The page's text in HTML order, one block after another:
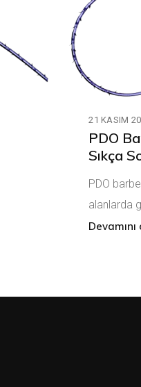
21 KASIM
PDO
Sıkça
PDO
alanlarda
Devamını